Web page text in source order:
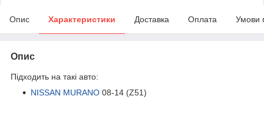
Опис Характеристики Доставка Оплата Умови
Опис
Підходить на такі авто:
NISSAN MURANO 08-14 (Z51)